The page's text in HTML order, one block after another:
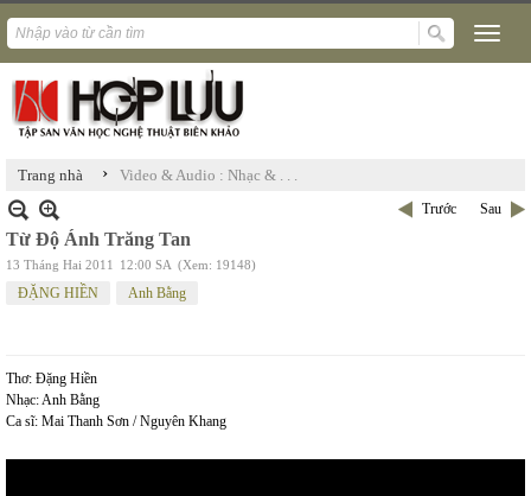
Trang nhà › Video & Audio : Nhạc & . . .
Trước Sau
Từ Độ Ánh Trăng Tan
13 Tháng Hai 2011 12:00 SA (Xem: 19148)
ĐẶNG HIỀN Anh Bằng
Thơ: Đặng Hiền
Nhạc: Anh Bằng
Ca sĩ: Mai Thanh Sơn / Nguyên Khang